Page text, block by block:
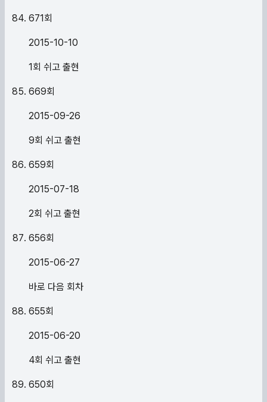
671회
2015-10-10
1회 쉬고 출현
669회
2015-09-26
9회 쉬고 출현
659회
2015-07-18
2회 쉬고 출현
656회
2015-06-27
바로 다음 회차
655회
2015-06-20
4회 쉬고 출현
650회